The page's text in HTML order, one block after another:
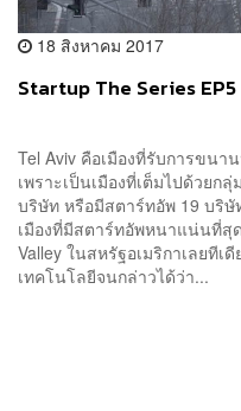
18 สิงหาคม 2017
Startup The Series
Tel Aviv คือเมืองที่รับการขนา
เพราะเป็นเมืองที่เต็มไปด้วยก
บริษัท หรือมีสตาร์ทอัพ 19 บริษั
เมืองที่มีสตาร์ทอัพหนาแน่นที่สุ
Valley ในสหรัฐอเมริกาเลยที
เทคโนโลยีจนกล่าวได้ว่า...